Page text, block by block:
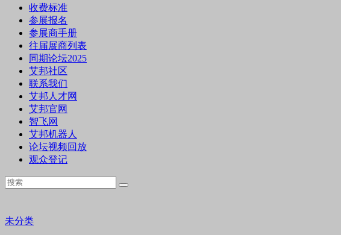
收费标准
参展报名
参展商手册
往届展商列表
同期论坛2025
艾邦社区
联系我们
艾邦人才网
艾邦官网
智飞网
艾邦机器人
论坛视频回放
观众登记
未分类